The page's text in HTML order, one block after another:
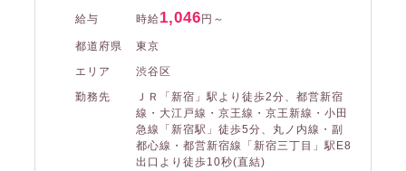
給与 時給1,046 円～
都道府県
東京
エリア
渋谷区
勤務先
ＪＲ「新宿」駅より徒歩2分、都営新宿
線・大江戸線・京王線・京王新線・小田
急線「新宿駅」徒歩5分、丸ノ内線・副
都心線・都営新宿線「新宿三丁目」駅E8
出口より徒歩10秒(直結)